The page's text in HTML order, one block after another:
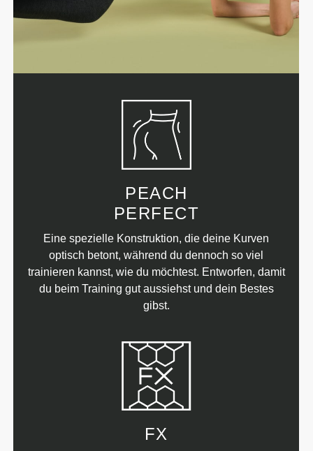
PEACH
PERFECT
Eine spezielle Konstruktion, die deine Kurven
optisch betont, während du dennoch so viel
trainieren kannst, wie du möchtest. Entworfen, damit
du beim Training gut aussiehst und dein Bestes
gibst.
FX